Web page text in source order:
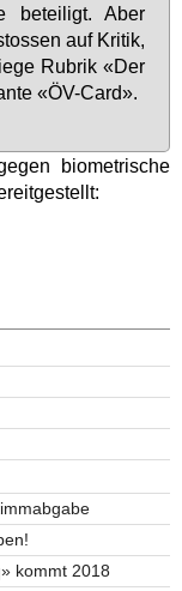
be­tei­ligt. Aber
auf Kri­tik,
Ru­brik «Der
«ÖV-Card».
bio­me­tri­sche
kommt 2018